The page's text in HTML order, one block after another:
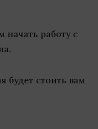
начать работу с
будет стоить вам